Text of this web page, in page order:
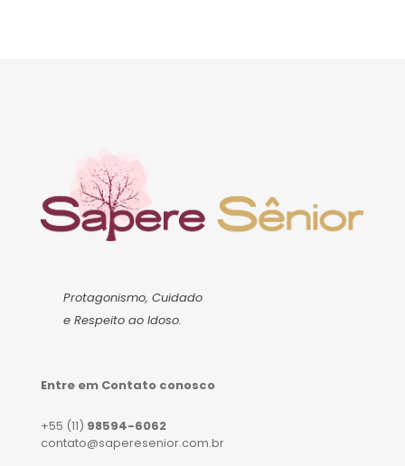
Protagonismo, Cuidado
e Respeito ao Idoso.
Entre em Contato conosco
+55 (11) 98594-6062
contato@saperesenior.com.br